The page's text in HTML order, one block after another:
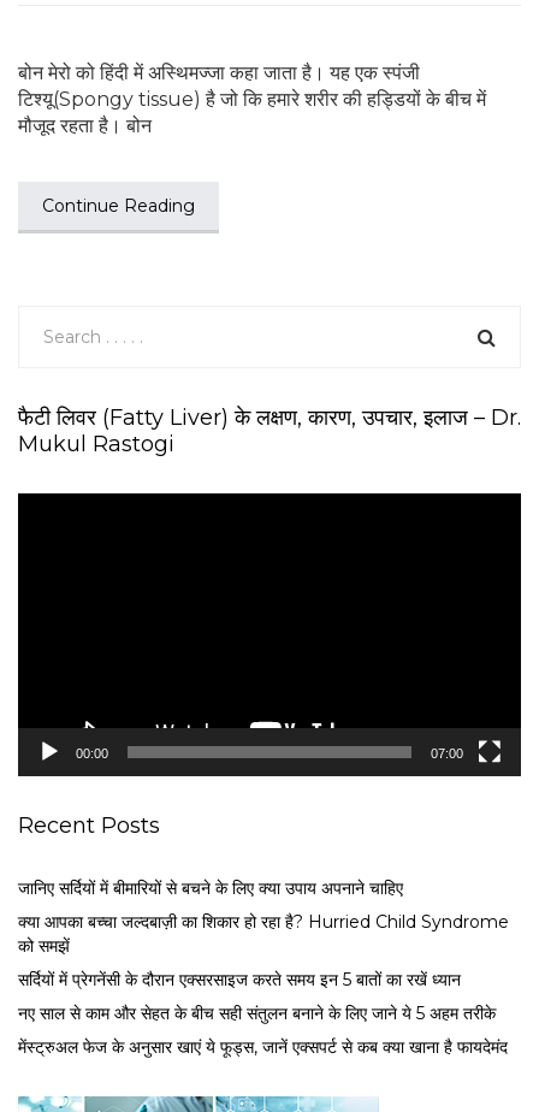
बोन मेरो को हिंदी में अस्थिमज्जा कहा जाता है। यह एक स्पंजी
टिश्यू(Spongy tissue) है जो कि हमारे शरीर की हड्डियों के बीच में
मौजूद रहता है। बोन
Continue Reading
फैटी लिवर (Fatty Liver) के लक्षण, कारण, उपचार, इलाज – Dr.
Mukul Rastogi
00:00 07:00
Recent Posts
जानिए सर्दियों में बीमारियों से बचने के लिए क्या उपाय अपनाने चाहिए
क्या आपका बच्चा जल्दबाज़ी का शिकार हो रहा है? Hurried Child Syndrome
को समझें
सर्द‍ियों में प्रेगनेंसी के दौरान एक्सरसाइज करते समय इन 5 बातों का रखें ध्यान
नए साल से काम और सेहत के बीच सही संतुलन बनाने के लिए जाने ये 5 अहम तरीके
मेंस्ट्रुअल फेज के अनुसार खाएं ये फूड्स, जानें एक्सपर्ट से कब क्या खाना है फायदेमंद